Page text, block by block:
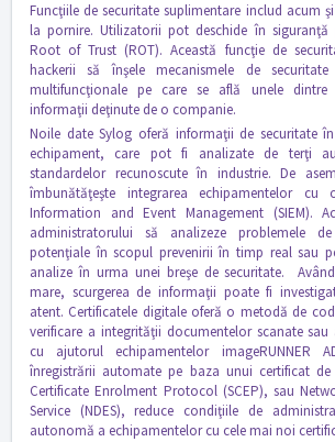
Funcţiile de securitate suplimentare includ acum
la pornire. Utilizatorii pot deschide în siguranţă
Root of Trust (ROT). Această funcţie de
hackerii să înşele mecanismele de
multifuncţionale pe care se află unele dintre
informaţii deţinute de o companie.
Noile date Sylog oferă informaţii de securitate
echipament, care pot fi analizate de terţi
standardelor recunoscute în industrie. De
îmbunătăţeşte integrarea echipamentelor cu
Information and Event Management (SIEM).
administratorului să analizeze problemele
potenţiale în scopul prevenirii în timp real sau
analize în urma unei breşe de securitate.
mare, scurgerea de informaţii poate fi
atent. Certificatele digitale oferă o metodă de
verificare a integrităţii documentelor scanate
cu ajutorul echipamentelor imageRUNNER
înregistrării automate pe baza unui certificat de
Certificate Enrolment Protocol (SCEP), sau
Service (NDES), reduce condiţiile de
autonomă a echipamentelor cu cele mai noi